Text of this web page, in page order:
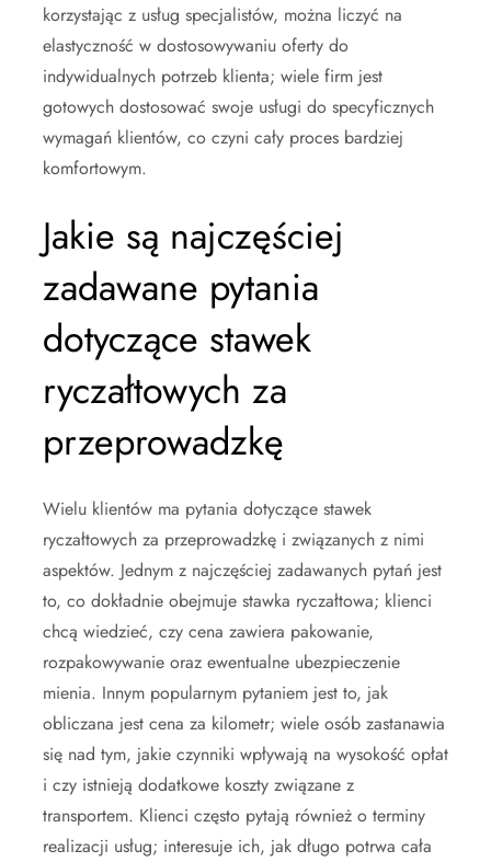
korzystając z usług specjalistów, można liczyć na
elastyczność w dostosowywaniu oferty do
indywidualnych potrzeb klienta; wiele firm jest
gotowych dostosować swoje usługi do specyficznych
wymagań klientów, co czyni cały proces bardziej
komfortowym.
Jakie są najczęściej
zadawane pytania
dotyczące stawek
ryczałtowych za
przeprowadzkę
Wielu klientów ma pytania dotyczące stawek
ryczałtowych za przeprowadzkę i związanych z nimi
aspektów. Jednym z najczęściej zadawanych pytań jest
to, co dokładnie obejmuje stawka ryczałtowa; klienci
chcą wiedzieć, czy cena zawiera pakowanie,
rozpakowywanie oraz ewentualne ubezpieczenie
mienia. Innym popularnym pytaniem jest to, jak
obliczana jest cena za kilometr; wiele osób zastanawia
się nad tym, jakie czynniki wpływają na wysokość opłat
i czy istnieją dodatkowe koszty związane z
transportem. Klienci często pytają również o terminy
realizacji usług; interesuje ich, jak długo potrwa cała